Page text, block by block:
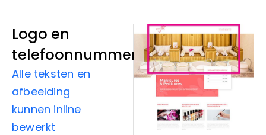
Logo en
telefoonnummer
Alle teksten en
afbeelding
kunnen inline
bewerkt